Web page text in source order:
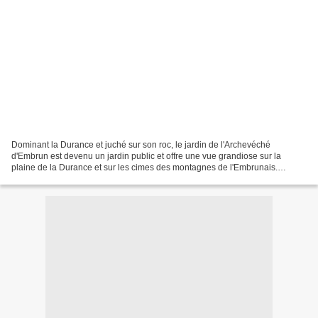
Dominant la Durance et juché sur son roc, le jardin de l'Archevéché
d'Embrun est devenu un jardin public et offre une vue grandiose sur la
plaine de la Durance et sur les cimes des montagnes de l'Embrunais.